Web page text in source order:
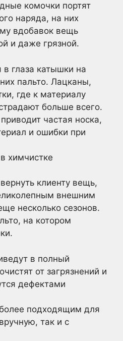
комочки портят
наряда, на них
вдобавок вещь
и даже грязной.
глаза катышки на
пальто. Лацканы,
где к материалу
больше всего.
частая носка,
и ошибки при
химчистке
клиенту вещь,
внешним
несколько сезонов.
на котором
в полный
от загрязнений и
дефектами
подходящим для
так и с